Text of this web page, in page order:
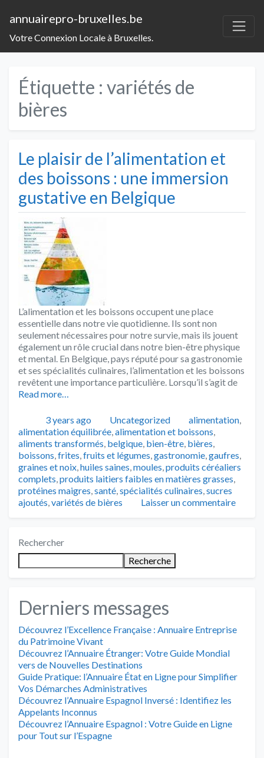
annuairepro-bruxelles.be
Votre Connexion Locale à Bruxelles.
Étiquette : variétés de
bières
Le plaisir de l’alimentation et
des boissons : une immersion
gustative en Belgique
L’alimentation et les boissons occupent une place
essentielle dans notre vie quotidienne. Ils sont non
seulement nécessaires pour notre survie, mais ils jouent
également un rôle crucial dans notre bien-être physique
et mental. En Belgique, pays réputé pour sa gastronomie
et ses spécialités culinaires, l’alimentation et les boissons
revêtent une importance particulière. Lorsqu’il s’agit de
Read more…
Publié3 years ago Catégories
Uncategorized Tags
alimentation,
alimentation équilibrée,alimentation et boissons,
aliments transformés, belgique, bien-être, bières,
boissons,frites,fruits et légumes,gastronomie,gaufres,
graines et noix,huiles saines,moules,produits céréaliers
complets,produits laitiers faibles en matières grasses,
protéines maigres,santé,spécialités culinaires,sucres
ajoutés,variétés de bières Laisser un commentaire
Rechercher
Recherche
Derniers messages
Découvrez l’Excellence Française : Annuaire Entreprise
du Patrimoine Vivant
Découvrez l’Annuaire Étranger: Votre Guide Mondial
vers de Nouvelles Destinations
Guide Pratique: l’Annuaire État en Ligne pour Simplifier
Vos Démarches Administratives
Découvrez l’Annuaire Espagnol Inversé : Identifiez les
Appelants Inconnus
Découvrez l’Annuaire Espagnol : Votre Guide en Ligne
pour Tout sur l’Espagne